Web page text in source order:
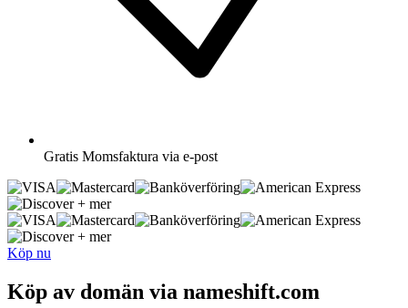
Gratis Momsfaktura via e-post
+ mer
+ mer
Köp nu
Köp av domän via nameshift.com